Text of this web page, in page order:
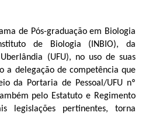
de Pós-graduação em Biologia
de Biologia (INBIO), da
(UFU), no uso de suas
a delegação de competência que
da Portaria de Pessoal/UFU nº
pelo Estatuto e Regimento
legislações pertinentes, torna